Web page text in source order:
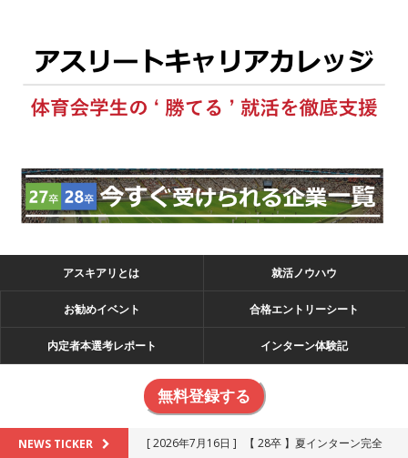
アスキアリとは 就活ノウハウ
お勧めイベント 合格エントリーシート
内定者本選考レポート インターン体験記
無料登録する
NEWS TICKER [ 2026年7月16日 ]
【 28卒 】夏インターン完全